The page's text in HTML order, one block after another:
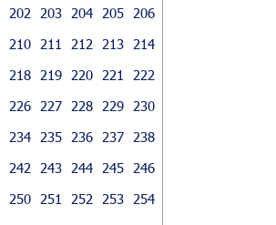
202 203 204 205
206
210 211 212 213
214
218 219 220 221
222
226 227 228 229
230
234 235 236 237
238
242 243 244 245
246
250 251 252 253
254